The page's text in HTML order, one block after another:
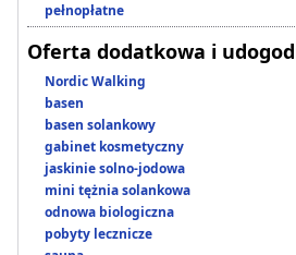
pełnopłatne
Oferta dodatkowa i
Nordic Walking
basen
basen solankowy
gabinet kosmetyczny
jaskinie solno-jodowa
mini tężnia solankowa
odnowa biologiczna
pobyty lecznicze